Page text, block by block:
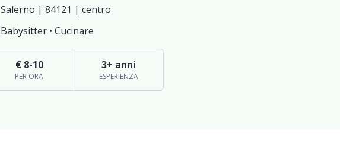
Salerno | 84121 | centro
Babysitter • Cucinare
€ 8-10
PER ORA
3+ anni
ESPERIENZA